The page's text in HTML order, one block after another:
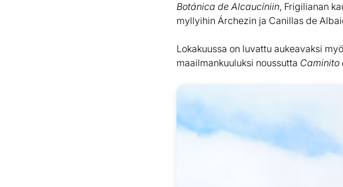
Botánica de Alcaucíniin, Frigilianan
myllyihin Árchezin ja Canillas de
Lokakuussa on luvattu aukeavaksi
maailmankuuluksi noussutta Caminito